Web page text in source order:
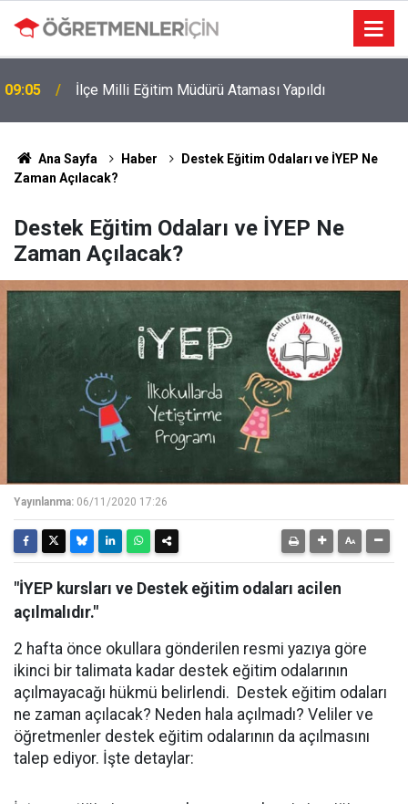
19:00
MEB e-Kayıt Sonuçları e-Devlet'te: İşte Sorgulama
Ekranı ve Nakil Detayları
Ana Sayfa Haber
Destek Eğitim Odaları ve İYEP Ne
Zaman Açılacak?
Destek Eğitim Odaları ve İYEP Ne
Zaman Açılacak?
Yayınlanma: 06/11/2020 17:26
"İYEP kursları ve Destek eğitim odaları acilen
açılmalıdır."
2 hafta önce okullara gönderilen resmi yazıya göre
ikinci bir talimata kadar destek eğitim odalarının
açılmayacağı hükmü belirlendi. Destek eğitim odaları
ne zaman açılacak? Neden hala açılmadı? Veliler ve
öğretmenler destek eğitim odalarının da açılmasını
talep ediyor. İşte detaylar: